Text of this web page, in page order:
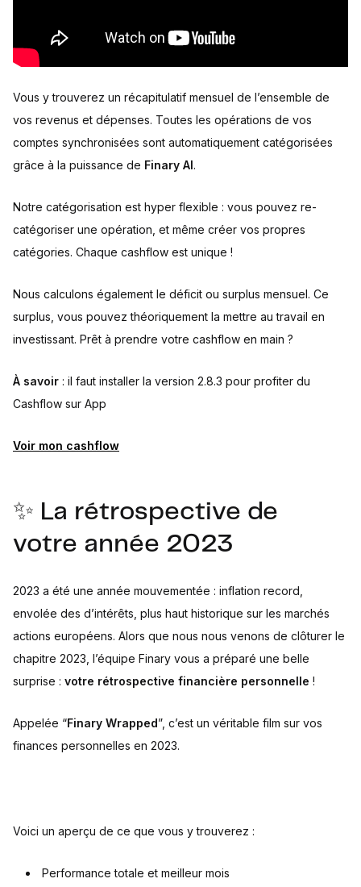
Vous y trouverez un récapitulatif mensuel de l’ensemble de
vos revenus et dépenses. Toutes les opérations de vos
comptes synchronisées sont automatiquement catégorisées
grâce à la puissance de Finary AI.
Notre catégorisation est hyper flexible : vous pouvez re-
catégoriser une opération, et même créer vos propres
catégories. Chaque cashflow est unique !
Nous calculons également le déficit ou surplus mensuel. Ce
surplus, vous pouvez théoriquement la mettre au travail en
investissant. Prêt à prendre votre cashflow en main ?
À savoir : il faut installer la version 2.8.3 pour profiter du
Cashflow sur App
Voir mon cashflow
✨ La rétrospective de
votre année 2023
2023 a été une année mouvementée : inflation record,
envolée des d’intérêts, plus haut historique sur les marchés
actions européens. Alors que nous nous venons de clôturer le
chapitre 2023, l’équipe Finary vous a préparé une belle
surprise : votre rétrospective financière personnelle !
Appelée “Finary Wrapped”, c’est un véritable film sur vos
finances personnelles en 2023.
Voici un aperçu de ce que vous y trouverez :
Performance totale et meilleur mois